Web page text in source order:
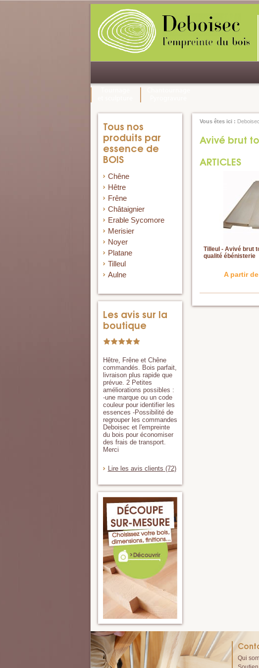
Tous nos
produits par
essence de
BOIS
Chêne
Hêtre
Frêne
Châtaignier
Erable Sycomore
Merisier
Noyer
Platane
Tilleul
Aulne
Les avis sur la
boutique
Hêtre, Frêne et Chêne
commandés. Bois parfait,
livraison plus rapide que
prévue. 2 Petites
améliorations possibles :
-une marque ou un code
couleur pour identifier les
essences -Possibilité de
regrouper les commandes
Deboisec et l'empreinte
du bois pour économiser
des frais de transport.
Merci
Lire les avis clients (72)
Vous êtes ici : Deboisec
Avivé brut
ARTICLES
Tilleul - Avivé brut
qualité ébénisterie
A partir de
Qui